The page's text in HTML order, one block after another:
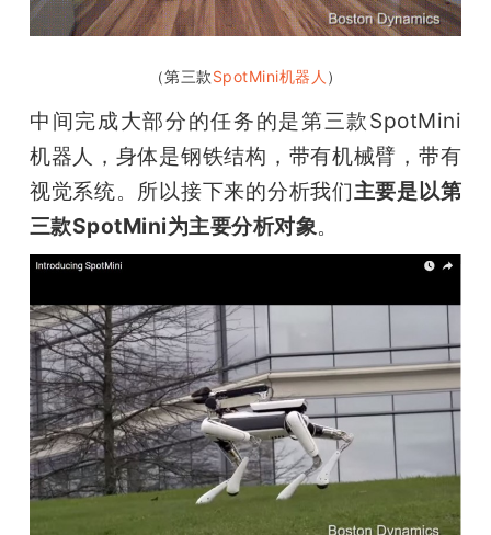
（第三款SpotMini机器人 ）
中间完成大部分的任务的是第三款SpotMini
机器人，身体是钢铁结构，带有机械臂，带有
视觉系统。所以接下来的分析我们主要是以第
三款SpotMini为主要分析对象。